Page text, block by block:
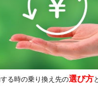
る時の乗り換え先の選び方